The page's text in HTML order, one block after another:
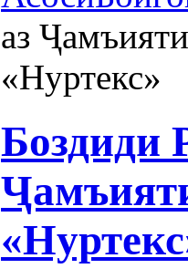
аз​
«Нуртекс»​
Боздиди